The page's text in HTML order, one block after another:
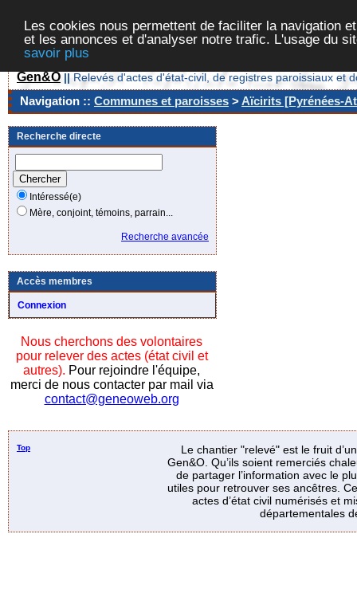
Les cookies nous permettent de faciliter la navigation
et les annonces et d'analyser notre trafic. L'usage du
savoir plus
Gen&O || Relevés d'actes d'état-civil, de registres paroissiaux et
Navigation :: Communes et paroisses >Aïcirits [Pyrénées-
Recherche directe
Intéressé(e)
Mère, conjoint, témoins, parrain...
Recherche avancée
Accès membres
Connexion
Nous cherchons des volontaires
pour relever des actes (état civil et
autres). Pour rejoindre l'équipe,
merci de nous contacter par mail via
contact@geneoweb.org
Top
Le chantier "relevé" est le fruit
Gen&O. Qu’ils soient remerciés
de partager l’information avec le
utiles pour retrouver ses ancêtres.
actes d’état civil numérisés et
départementales